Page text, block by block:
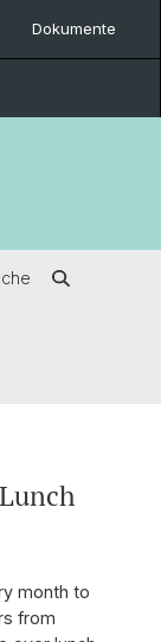
Dokumente
month to
from